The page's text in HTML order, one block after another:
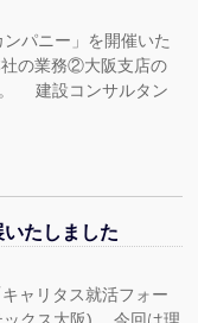
パニー」を開催いた
の業務②大阪支店の
。 建設コンサルタン
いたしました
ャリタス就活フォー